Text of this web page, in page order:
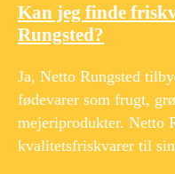
Kan jeg finde
Rungsted?
Ja, Netto Rungsted
fødevarer som frugt,
mejeriprodukter. Netto
kvalitetsfriskvarer til